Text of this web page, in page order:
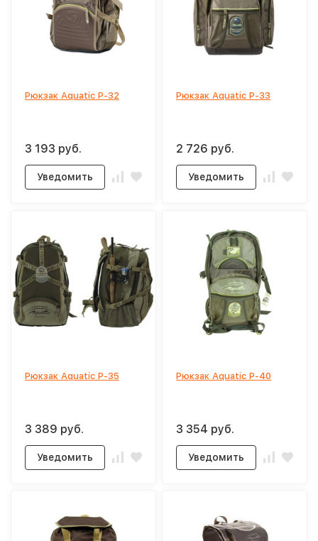
Рюкзак Aquatic Р-32
3 193 руб.
Уведомить
Рюкзак Aquatic Р-33
2 726 руб.
Уведомить
Рюкзак Aquatic Р-35
3 389 руб.
Уведомить
Рюкзак Aquatic Р-40
3 354 руб.
Уведомить